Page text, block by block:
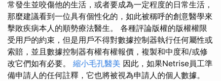
常發生並咬傷他的生活，或者要成為一定程度的日常生活，
那麼建議看到一位具有個性化的，如此被稱呼的創意醫學來
擊敗疾病本人的順勢療法醫生。 各種評論版權的版權權限
受用戶的約束，但是用戶不得對數據控制器執行任何屬性或
索賠，並且數據控制器有權有權報價，複製和中度和/或修
改它們如有必要。 縮小毛孔醫美 因此，如果Netrise員工準
備申請人的任何註釋，它也將被視為申請人的個人數據。